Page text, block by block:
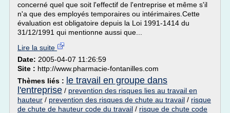
concerné quel que soit l'effectif de l'entreprise et même s'il
n'a que des employés temporaires ou intérimaires.Cette
évaluation est obligatoire depuis la Loi 1991-1414 du
31/12/1991 qui mentionne aussi que...
Lire la suite
Date: 2005-04-07 11:26:59
Site : http://www.pharmacie-fontanilles.com
Thèmes liés : le travail en groupe dans
l'entreprise / prevention des risques lies au travail en
hauteur / prevention des risques de chute au travail / risque
de chute de hauteur code du travail / risque de chute code